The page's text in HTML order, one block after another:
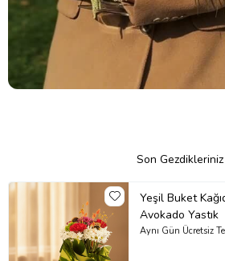
Son Gezdikleriniz
Yeşil Buket
Avokado Yastık
Aynı Gün Ücretsiz